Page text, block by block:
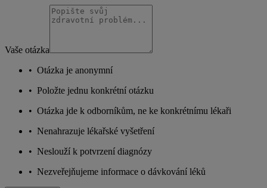
Vaše otázka
• Otázka je anonymní
• Položte jednu konkrétní otázku
• Otázka jde k odborníkům, ne ke konkrétnímu lékaři
• Nenahrazuje lékařské vyšetření
• Neslouží k potvrzení diagnózy
• Nezveřejňujeme informace o dávkování léků